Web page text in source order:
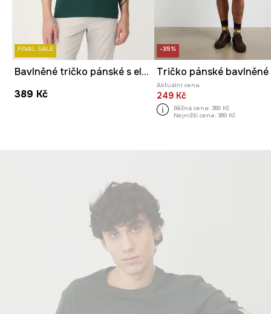
FINAL SALE
Bavlněné tričko pánské s elastanem, bez vzoru zelená barva
389 Kč
-35%
Aktuální cena:
249 Kč
Běžná cena: 389 Kč
Nejnižší cena: 389 Kč